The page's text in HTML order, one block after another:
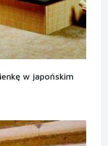
w japońskim